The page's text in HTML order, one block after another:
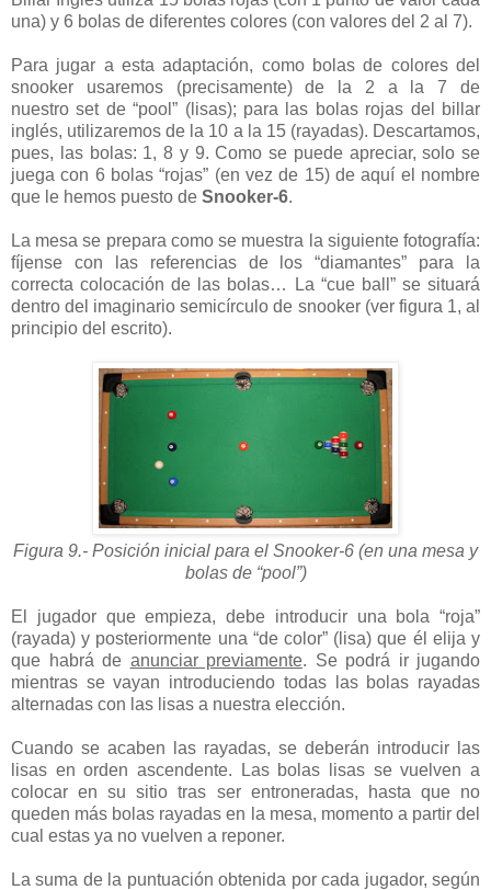
una) y 6 bolas de diferentes colores (con valores del 2 al 7).
Para jugar a esta adaptación, como bolas de colores del
snooker usaremos (precisamente) de la 2 a la 7 de
nuestro set de “pool” (lisas); para las bolas rojas del billar
inglés, utilizaremos de la 10 a la 15 (rayadas). Descartamos,
pues, las bolas: 1, 8 y 9. Como se puede apreciar, solo se
juega con 6 bolas “rojas” (en vez de 15) de aquí el nombre
que le hemos puesto de Snooker-6.
La mesa se prepara como se muestra la siguiente fotografía:
fíjense con las referencias de los “diamantes” para la
correcta colocación de las bolas… La “cue ball” se situará
dentro del imaginario semicírculo de snooker (ver figura 1, al
principio del escrito).
Figura 9.- Posición inicial para el Snooker-6 (en una mesa y
bolas de “pool”)
El jugador que empieza, debe introducir una bola “roja”
(rayada) y posteriormente una “de color” (lisa) que él elija y
que habrá de anunciar previamente. Se podrá ir jugando
mientras se vayan introduciendo todas las bolas rayadas
alternadas con las lisas a nuestra elección.
Cuando se acaben las rayadas, se deberán introducir las
lisas en orden ascendente. Las bolas lisas se vuelven a
colocar en su sitio tras ser entroneradas, hasta que no
queden más bolas rayadas en la mesa, momento a partir del
cual estas ya no vuelven a reponer.
La suma de la puntuación obtenida por cada jugador, según